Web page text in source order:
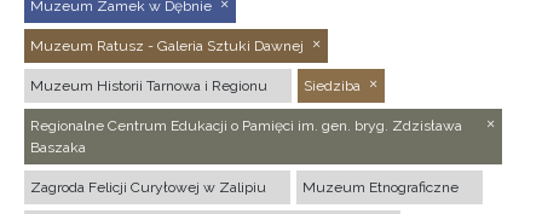
Muzeum Zamek w Dębnie
Muzeum Ratusz - Galeria Sztuki Dawnej
Muzeum Historii Tarnowa i Regionu Siedziba
Regionalne Centrum Edukacji o Pamięci im. gen. bryg. Zdzisława
Baszaka
Zagroda Felicji Curyłowej w Zalipiu Muzeum Etnograficzne